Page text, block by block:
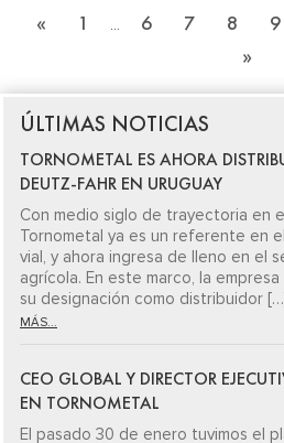
« 1 … 6 7 8 9
»
ÚLTIMAS NOTICIAS
TORNOMETAL ES AHORA
DEUTZ-FAHR EN URUGUAY
Con medio siglo de trayectoria en
Tornometal ya es un referente en
vial, y ahora ingresa de lleno en el
agrícola. En este marco, la
su designación como distribuidor
MÁS...
CEO GLOBAL Y DIRECTOR
EN TORNOMETAL
El pasado 30 de enero tuvimos el